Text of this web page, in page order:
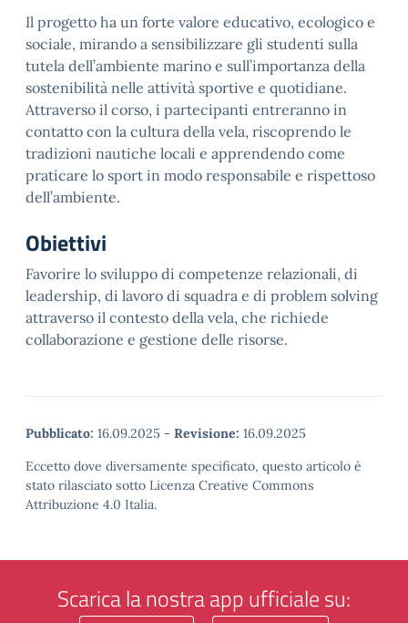
Il progetto ha un forte valore educativo, ecologico e
sociale, mirando a sensibilizzare gli studenti sulla
tutela dell’ambiente marino e sull’importanza della
sostenibilità nelle attività sportive e quotidiane.
Attraverso il corso, i partecipanti entreranno in
contatto con la cultura della vela, riscoprendo le
tradizioni nautiche locali e apprendendo come
praticare lo sport in modo responsabile e rispettoso
dell’ambiente.
Obiettivi
Favorire lo sviluppo di competenze relazionali, di
leadership, di lavoro di squadra e di problem solving
attraverso il contesto della vela, che richiede
collaborazione e gestione delle risorse.
Pubblicato: 16.09.2025 - Revisione: 16.09.2025
Eccetto dove diversamente specificato, questo articolo è
stato rilasciato sotto Licenza Creative Commons
Attribuzione 4.0 Italia.
Scarica la nostra app ufficiale su: